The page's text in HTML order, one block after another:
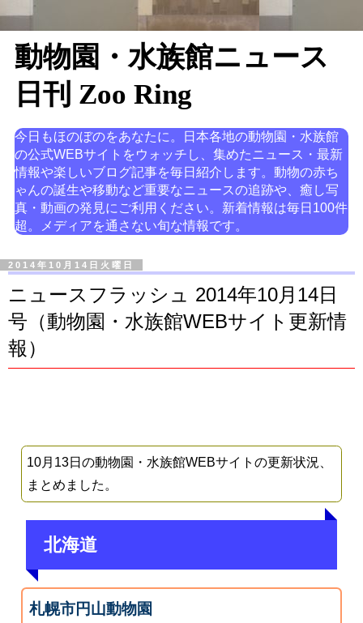
動物園・水族館ニュース
日刊 Zoo Ring
今日もほのぼのをあなたに。日本各地の動物園・水族館
の公式WEBサイトをウォッチし、集めたニュース・最新
情報や楽しいブログ記事を毎日紹介します。動物の赤ち
ゃんの誕生や移動など重要なニュースの追跡や、癒し写
真・動画の発見にご利用ください。新着情報は毎日100件
超。メディアを通さない旬な情報です。
2014年10月14日火曜日
ニュースフラッシュ 2014年10月14日
号（動物園・水族館WEBサイト更新情
報）
10月13日の動物園・水族館WEBサイトの更新状況、
まとめました。
北海道
札幌市円山動物園